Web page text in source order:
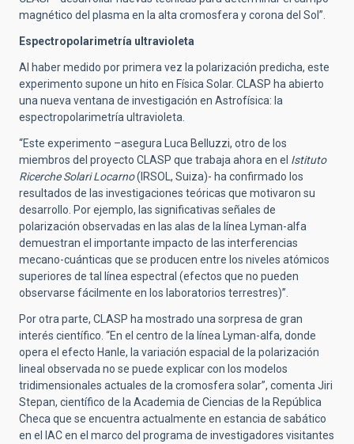
magnético del plasma en la alta cromosfera y corona del Sol”.
Espectropolarimetría ultravioleta
Al haber medido por primera vez la polarización predicha, este
experimento supone un hito en Física Solar. CLASP ha abierto
una nueva ventana de investigación en Astrofísica: la
espectropolarimetría ultravioleta.
“Este experimento –asegura Luca Belluzzi, otro de los
miembros del proyecto CLASP que trabaja ahora en el Istituto
Ricerche Solari Locarno(IRSOL, Suiza)- ha confirmado los
resultados de las investigaciones teóricas que motivaron su
desarrollo. Por ejemplo, las significativas señales de
polarización observadas en las alas de la línea Lyman-alfa
demuestran el importante impacto de las interferencias
mecano-cuánticas que se producen entre los niveles atómicos
superiores de tal línea espectral (efectos que no pueden
observarse fácilmente en los laboratorios terrestres)”.
Por otra parte, CLASP ha mostrado una sorpresa de gran
interés científico. “En el centro de la línea Lyman-alfa, donde
opera el efecto Hanle, la variación espacial de la polarización
lineal observada no se puede explicar con los modelos
tridimensionales actuales de la cromosfera solar”, comenta Jiri
Stepan, científico de la Academia de Ciencias de la República
Checa que se encuentra actualmente en estancia de sabático
en el IAC en el marco del programa de investigadores visitantes